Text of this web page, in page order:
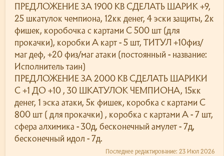
ПРЕДЛОЖЕНИЕ ЗА 1900 КВ СДЕЛАТЬ ШАРИК +9,
25 шкатулок чемпиона, 12кк денег, 4 эски защиты, 2к
фишек, коробочка с картами С 500 шт (для
прокачки), коробки А карт - 5 шт, ТИТУЛ +10физ/
маг деф, +20 физ/маг атаки (постоянный - название:
Исполнитель таин)
ПРЕДЛОЖЕНИЕ ЗА 2000 КВ СДЕЛАТЬ ШАРИКИ
С +1 ДО +10 , 30 ШКАТУЛОК ЧЕМПИОНА, 15кк
денег, 1 эска атаки, 5к фишек, коробка с картами С
800 шт ( для прокачки) , коробка с картами А - 7 шт,
сфера алхимика - 30д, бесконечный амулет - 7д,
бесконечный идол - 7д.
Последнее редактирование: 23 Июл 2026